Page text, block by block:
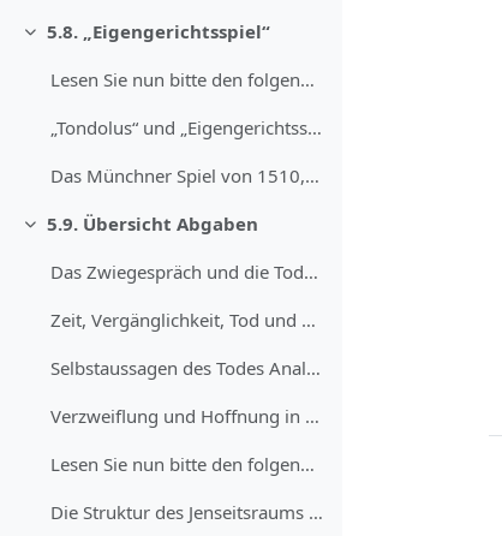
Einklappen
5.8. „Eigengerichtsspiel“
Lesen Sie nun bitte den folgenden Text vollständig...
„Tondolus“ und „Eigengerichtsspiel“ Ein Holzschnit...
Das Münchner Spiel von 1510, in: Drei Schauspiele vom sterbenden Menschen, hg. v. Johannes Bolte, Leipzig: Hiersemann 1927, V. 595-920.
Einklappen
5.9. Übersicht Abgaben
Das Zwiegespräch und die Todesdarstellung in der „...
Zeit, Vergänglichkeit, Tod und Sterben Wie themati...
Selbstaussagen des Todes Analysieren Sie die Aussa...
Verzweiflung und Hoffnung in der „Bilder-Ars-Morie...
Lesen Sie nun bitte den folgenden Text in den ange...
Die Struktur des Jenseitsraums Wie ist der Raum ge...